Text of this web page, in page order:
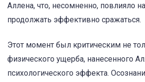
Аллена, что, несомненно, повлияло
продолжать эффективно сражаться.
Этот момент был критическим не
физического ущерба, нанесенного
психологического эффекта.